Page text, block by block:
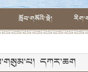
སློབ་གསོའི་སྡེ།
དཀར་ཆག